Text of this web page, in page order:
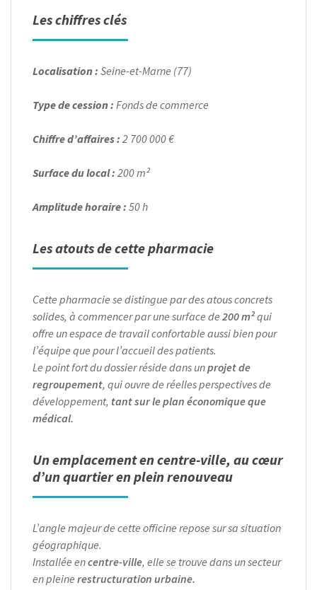
Les chiffres clés
Localisation : Seine-et-Marne (77)
Type de cession : Fonds de commerce
Chiffre d’affaires : 2 700 000 €
Surface du local : 200 m²
Amplitude horaire : 50 h
Les atouts de cette pharmacie
Cette pharmacie se distingue par des atous concrets
solides, à commencer par une surface de 200 m²qui
offre un espace de travail confortable aussi bien pour
l’équipe que pour l’accueil des patients.
Le point fort du dossier réside dans unprojet de
regroupement, qui ouvre de réelles perspectives de
développement, tant sur le plan économique que
médical.
Un emplacement en centre-ville, au cœur
d’un quartier en plein renouveau
L’angle majeur de cette officine repose sur sa situation
géographique.
Installée encentre-ville, elle se trouve dans un secteur
en pleine restructuration urbaine.